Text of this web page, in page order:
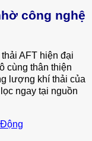
công nghệ
AFT hiện đại
cùng thân thiện
lượng khí thải của
ngay tại nguồn